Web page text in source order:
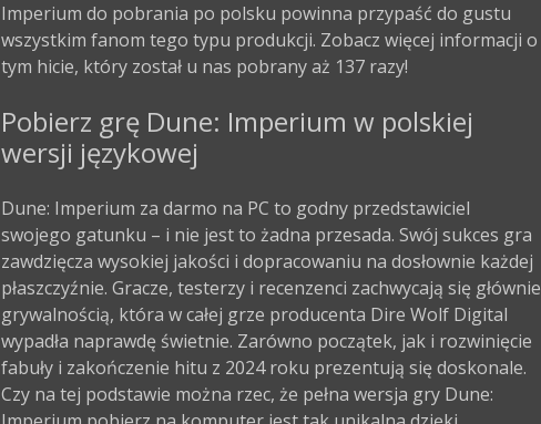
Imperium do pobrania po polsku powinna przypaść do gustu
wszystkim fanom tego typu produkcji. Zobacz więcej informacji o
tym hicie, który został u nas pobrany aż 137 razy!
Pobierz grę Dune: Imperium w polskiej
wersji językowej
Dune: Imperium za darmo na PC to godny przedstawiciel
swojego gatunku – i nie jest to żadna przesada. Swój sukces gra
zawdzięcza wysokiej jakości i dopracowaniu na dosłownie każdej
płaszczyźnie. Gracze, testerzy i recenzenci zachwycają się głównie
grywalnością, która w całej grze producenta Dire Wolf Digital
wypadła naprawdę świetnie. Zarówno początek, jak i rozwinięcie
fabuły i zakończenie hitu z 2024 roku prezentują się doskonale.
Czy na tej podstawie można rzec, że pełna wersja gry Dune: